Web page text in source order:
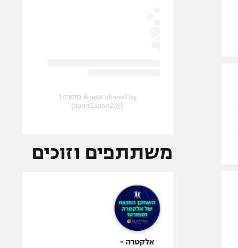
A post shared by ספורט1
(@sport1sport2)
משתתפים וזוכים
אלקטרה -